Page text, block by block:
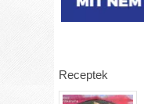
Receptek